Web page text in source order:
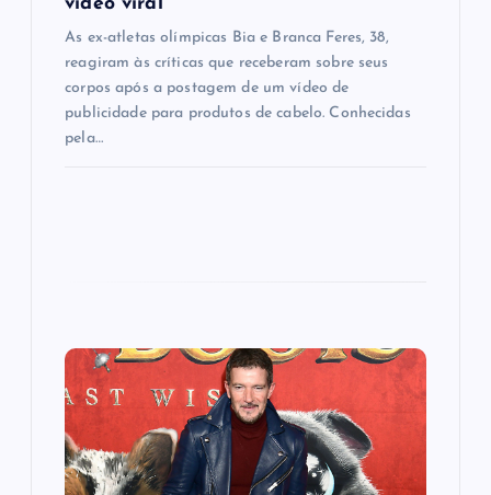
As ex-atletas olímpicas Bia e Branca Feres, 38,
reagiram às críticas que receberam sobre seus
corpos após a postagem de um vídeo de
publicidade para produtos de cabelo. Conhecidas
pela…